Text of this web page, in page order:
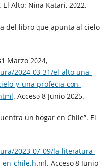
El Alto: Nina Katari, 2022.
del libro que apunta al cielo
Marzo 2024,
2024-03-31/el-alto-una-
y-una-profecia-con-
. Acceso 8 Junio 2025.
un hogar en Chile”. El
2023-07-09/la-literatura-
en-chile.html. Acceso 8 Junio